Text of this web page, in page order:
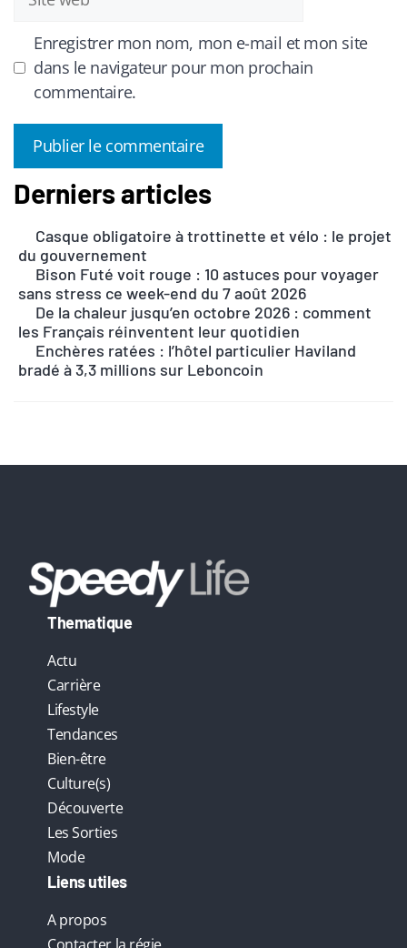
web
Enregistrer mon nom, mon e-mail et mon site
dans le navigateur pour mon prochain
commentaire.
A
e
r
a
:
Derniers articles
Casque obligatoire à trottinette et vélo : le projet
du gouvernement
Bison Futé voit rouge : 10 astuces pour voyager
sans stress ce week-end du 7 août 2026
De la chaleur jusqu’en octobre 2026 : comment
les Français réinventent leur quotidien
Enchères ratées : l’hôtel particulier Haviland
bradé à 3,3 millions sur Leboncoin
Thematique
Actu
Carrière
Lifestyle
Tendances
Bien-être
Culture(s)
Découverte
Les Sorties
Mode
Liens utiles
A propos